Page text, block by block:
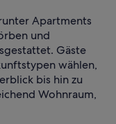
Apartments
und
Gäste
wählen,
bis hin zu
Wohnraum,